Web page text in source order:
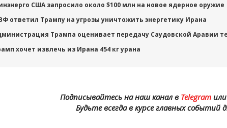
США запросило около $100 млн на новое ядерное оружие
ответил Трампу на угрозы уничтожить энергетику Ирана
Трампа оценивает передачу Саудовской Аравии
хочет извлечь из Ирана 454 кг урана
Подписывайтесь на наш канал в Telegram
Будьте всегда в курсе главных событий